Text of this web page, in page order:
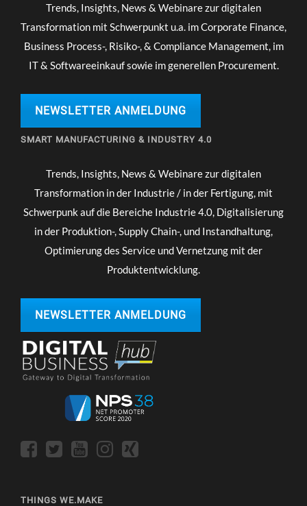
Trends, Insights, News & Webinare zur digitalen
Transformation mit Schwerpunkt u.a. im Corporate Finance,
Business Process-, Risiko-, & Compliance Management, im
IT & Softwareeinkauf sowie im generellen Procurement.
NEWSLETTER ANMELDUNG
SMART MANUFACTURING & INDUSTRY 4.0
Trends, Insights, News & Webinare zur digitalen
Transformation in der Industrie / in der Fertigung, mit
Schwerpunk auf die Bereiche Industrie 4.0, Digitalisierung
in der Produktion-, Supply Chain-, und Instandhaltung,
Optimierung des Service und Vernetzung mit der
Produktentwicklung.
NEWSLETTER ANMELDUNG
THINGS WE.MAKE